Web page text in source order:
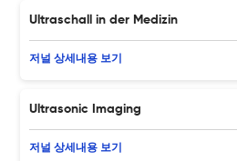
Ultraschall in der Medizin
저널 상세내용 보기
Ultrasonic Imaging
저널 상세내용 보기